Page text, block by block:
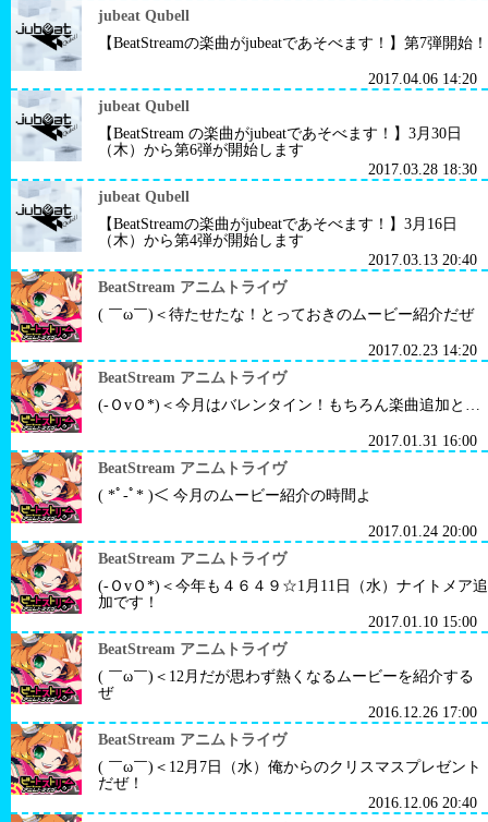
jubeat Qubell
【BeatStreamの楽曲がjubeatであそべます！】第7弾開始！
2017.04.06 14:20
jubeat Qubell
【BeatStream の楽曲がjubeatであそべます！】3月30日
（木）から第6弾が開始します
2017.03.28 18:30
jubeat Qubell
【BeatStreamの楽曲がjubeatであそべます！】3月16日
（木）から第4弾が開始します
2017.03.13 20:40
BeatStream アニムトライヴ
( ￣ω￣)＜待たせたな！とっておきのムービー紹介だぜ
2017.02.23 14:20
BeatStream アニムトライヴ
(-ＯvＯ*)＜今月はバレンタイン！もちろん楽曲追加と…
2017.01.31 16:00
BeatStream アニムトライヴ
( *ﾟ-ﾟ* )＜ 今月のムービー紹介の時間よ
2017.01.24 20:00
BeatStream アニムトライヴ
(-ＯvＯ*)＜今年も４６４９☆1月11日（水）ナイトメア追
加です！
2017.01.10 15:00
BeatStream アニムトライヴ
( ￣ω￣)＜12月だが思わず熱くなるムービーを紹介する
ぜ
2016.12.26 17:00
BeatStream アニムトライヴ
( ￣ω￣)＜12月7日（水）俺からのクリスマスプレゼント
だぜ！
2016.12.06 20:40